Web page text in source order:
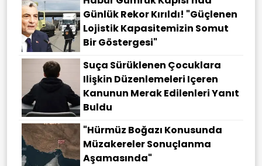
Günlük Rekor Kırıldı! "Güçlenen
Lojistik Kapasitemizin Somut
Bir Göstergesi"
Suça Sürüklenen Çocuklara
Ilişkin Düzenlemeleri Içeren
Kanunun Merak Edilenleri Yanıt
Buldu
"Hürmüz Boğazı Konusunda
Müzakereler Sonuçlanma
Aşamasında"